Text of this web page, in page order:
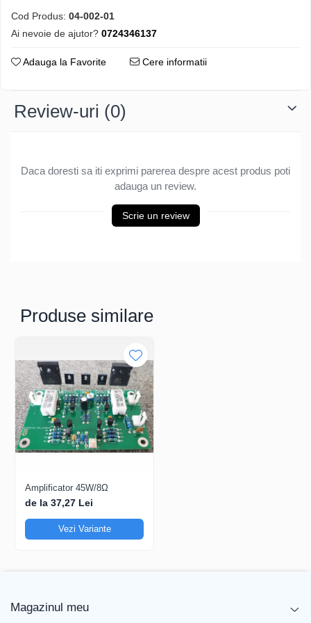
Cod Produs: 04-002-01
Ai nevoie de ajutor? 0724346137
Adauga la Favorite Cere informatii
Review-uri (0)
Daca doresti sa iti exprimi parerea despre acest produs poti
adauga un review.
Scrie un review
Produse similare
Amplificator 45W/8Ω
de la 37,27 Lei
Vezi Variante
Magazinul meu